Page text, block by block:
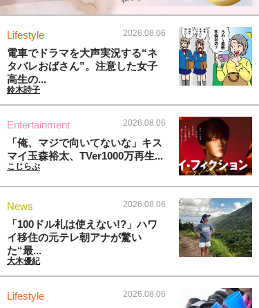
Lifestyle 2026.08.06
電車でドラマを大声実況する“ネ
タバレおばさん”。注意した女子
高生の...
鈴木詩子
Entertainment 2026.08.06
「俺、マジで向いてないな」キス
マイ玉森裕太、TVer1000万再生...
こじらぶ
News 2026.08.06
「100ドル札は使えない!?」ハワ
イ移住の元テレ朝アナが驚い
た“最...
大木優紀
Lifestyle 2026.08.06